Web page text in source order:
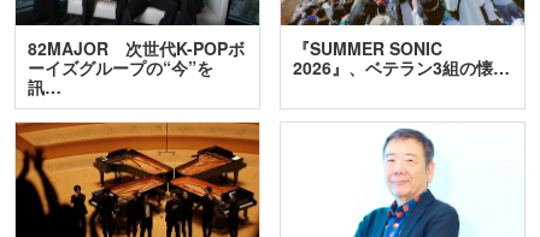
82MAJOR 次世代K-POPボ
ーイズグループの“今”を
訊…
『SUMMER SONIC
2026』、ベテラン3組の懐…